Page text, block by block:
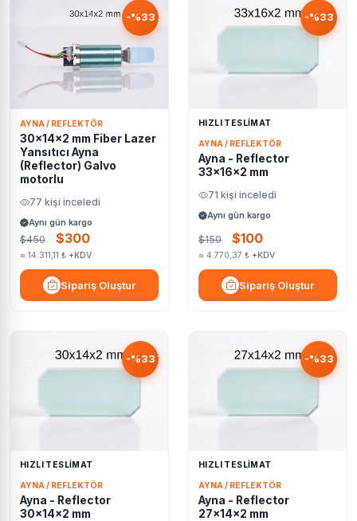
-%33
AYNA / REFLEKTÖR
30x14x2 mm Fiber Lazer
Yansıtıcı Ayna
(Reflector) Galvo
motorlu
77 kişi inceledi
Aynı gün kargo
$450 $300
≈ 14.311,11 ₺ +KDV
Sipariş Oluştur
-%33
HIZLI TESLİMAT
AYNA / REFLEKTÖR
Ayna - Reflector
33x16x2 mm
71 kişi inceledi
Aynı gün kargo
$150 $100
≈ 4.770,37 ₺ +KDV
Sipariş Oluştur
-%33
HIZLI TESLİMAT
AYNA / REFLEKTÖR
Ayna - Reflector
30x14x2 mm
-%33
HIZLI TESLİMAT
AYNA / REFLEKTÖR
Ayna - Reflector
27x14x2 mm